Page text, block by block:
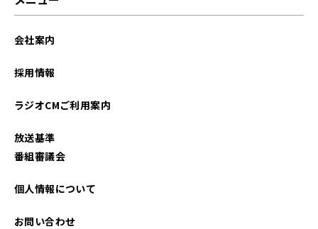
2024年10月
会社案内
採用情報
ラジオCMご利用案内
放送基準
番組審議会
個人情報について
お問い合わせ